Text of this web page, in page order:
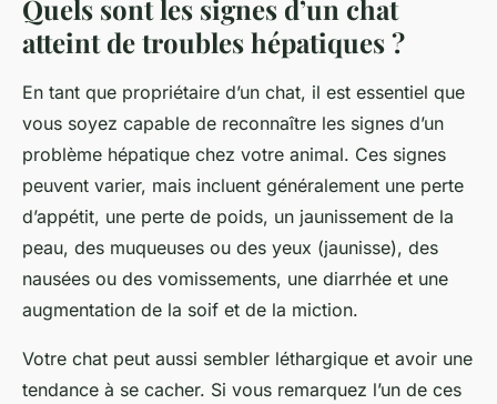
Quels sont les signes d’un chat
atteint de troubles hépatiques ?
En tant que propriétaire d’un chat, il est essentiel que
vous soyez capable de reconnaître les signes d’un
problème hépatique chez votre animal. Ces signes
peuvent varier, mais incluent généralement une perte
d’appétit, une perte de poids, un jaunissement de la
peau, des muqueuses ou des yeux (jaunisse), des
nausées ou des vomissements, une diarrhée et une
augmentation de la soif et de la miction.
Votre chat peut aussi sembler léthargique et avoir une
tendance à se cacher. Si vous remarquez l’un de ces